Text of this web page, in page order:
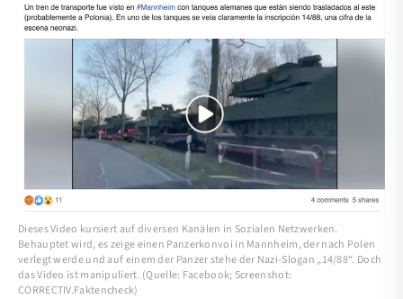
Dieses Video kursiert auf diversen Kanälen in Sozialen Netzwerken.
Behauptet wird, es zeige einen Panzerkonvoi in Mannheim, der nach Polen
verlegt werde und auf einem der Panzer stehe der Nazi-Slogan „14/88“. Doch
das Video ist manipuliert. (Quelle: Facebook; Screenshot:
CORRECTIV.Faktencheck)